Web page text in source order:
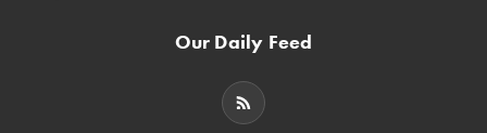
Our Daily Feed